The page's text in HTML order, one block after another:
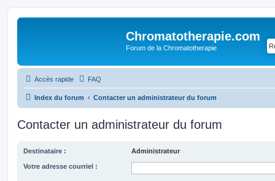
Chromatotherapie.com
Forum de la Chromatotherapie
Accès rapide FAQ
Index du forum Contacter un administrateur du forum
Contacter un administrateur du forum
Destinataire : Administrateur
Votre adresse courriel :